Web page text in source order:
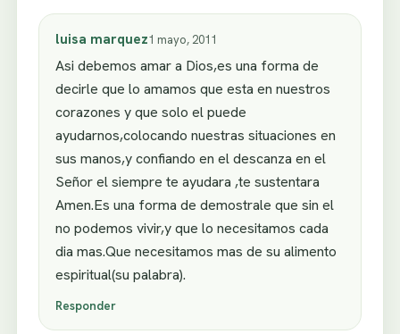
luisa marquez1 mayo, 2011
Asi debemos amar a Dios,es una forma de
decirle que lo amamos que esta en nuestros
corazones y que solo el puede
ayudarnos,colocando nuestras situaciones en
sus manos,y confiando en el descanza en el
Señor el siempre te ayudara ,te sustentara
Amen.Es una forma de demostrale que sin el
no podemos vivir,y que lo necesitamos cada
dia mas.Que necesitamos mas de su alimento
espiritual(su palabra).
Responder